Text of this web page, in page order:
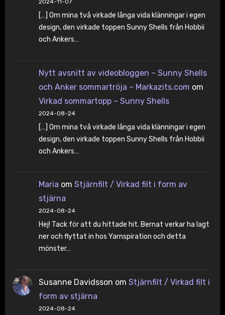
2024-11-07
[…] Om mina två virkade långa vida klänningar i egen
design, den virkade toppen Sunny Shells från Hobbii
och Ankers…
Nytt avsnitt av videobloggen – Sunny Shells
och Anker sommartröja – Markazits.com om
Virkad sommartopp – Sunny Shells
2024-08-24
[…] Om mina två virkade långa vida klänningar i egen
design, den virkade toppen Sunny Shells från Hobbii
och Ankers…
Maria om Stjärnfilt / Virkad filt i form av
stjärna
2024-08-24
Hej! Tack för att du hittade hit. Bernat verkar ha lagt
ner och flyttat in hos Yarnspiration och detta
mönster…
Susanne Davidsson om Stjärnfilt / Virkad filt i
form av stjärna
2024-08-24